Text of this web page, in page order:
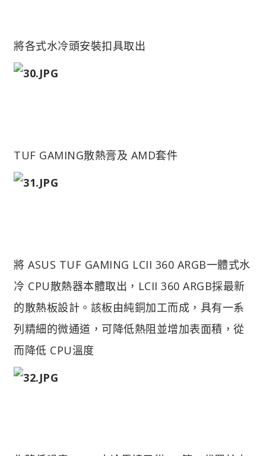
將各式水冷頭安裝扣具取出
TUF GAMING散熱膏及 AMD套件
將 ASUS TUF GAMING LCII 360 ARGB一體式水
冷 CPU散熱器本體取出，LCII 360 ARGB採最新
的散熱板設計。該板由純銅加工而成，具有一系
列精細的微通道，可降低熱阻並增加表面積，從
而降低 CPU溫度